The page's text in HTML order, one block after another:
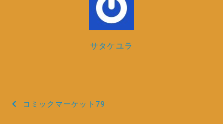
サタケユラ
投
コミックマーケット79